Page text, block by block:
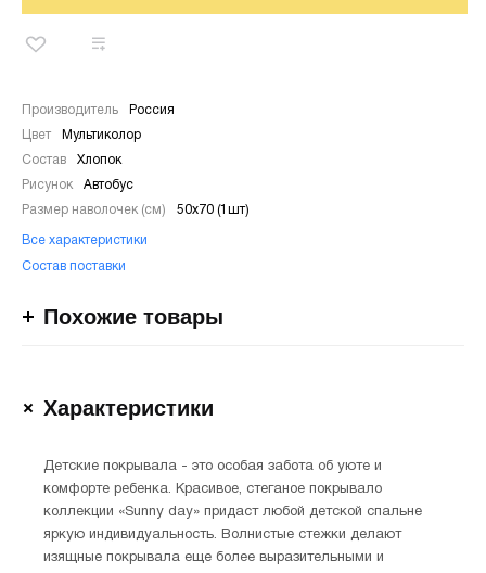
Производитель Россия
Цвет Мультиколор
Состав Хлопок
Рисунок Автобус
Размер наволочек (см) 50х70 (1шт)
Все характеристики
Состав поставки
Похожие товары
Характеристики
Детские покрывала - это особая забота об уюте и
комфорте ребенка. Красивое, стеганое покрывало
коллекции «Sunny day» придаст любой детской спальне
яркую индивидуальность. Волнистые стежки делают
изящные покрывала еще более выразительными и